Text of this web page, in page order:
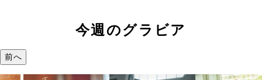
今週のグラビア
前へ